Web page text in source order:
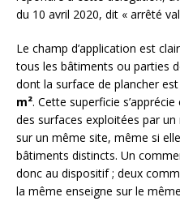
du 10 avril 2020, dit « arrêté
Le champ d’application est
tous les bâtiments ou parties
dont la surface de plancher
m². Cette superficie
des surfaces exploitées par
sur un même site, même si
bâtiments distincts. Un
donc au dispositif ; deux
la même enseigne sur le